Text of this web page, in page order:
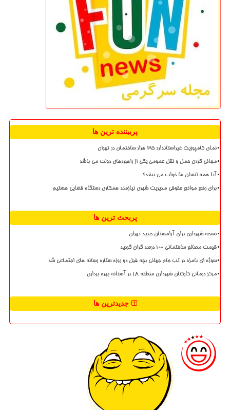
پربیننده ترین ها
نمای کامپوزیت غیراستاندارد ۳۵ هزار ساختمان در تهران
مجانی کردن حمل و نقل عمومی یکی از راهبردهای دولت می باشد
آیا همه انسان ها خواب می بینند؟
برای رفع موانع حقوقی مدیریت شهری نیازمند همکاری دستگاه قضایی هستیم
پربحث ترین ها
نسخه شهرداری برای آرامستان جدید تهران
قیمت مصالح ساختمانی ۱۰۰ درصد گران گردید
سوژه ای بامزه در تب جام جهانی بچه فیل دو روزه ستاره رسانه های اجتماعی شد
مرکز درمانی کارکنان شهرداری منطقه ۱۸ در آستانه بهره برداری
جدیدترین ها